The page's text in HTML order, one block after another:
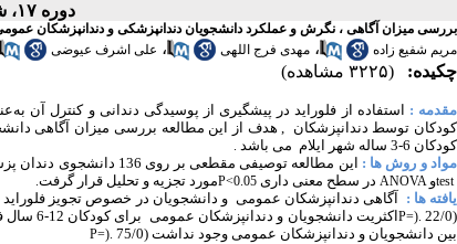
دوره ۱۷، شماره ۲ - ( بهار و تابستان ۱۴۰۱ )
بررسی میزان آگاهی ، نگرش و عملکرد دانشجویان دندانپزشکی و دندانپزشکان عمومی در خصوص
مریم شفیع زاده
، مهدی فرج اللهی ، علی اشرف عیوضی
چکیده: (۳۲۲۵ مشاهده)
مقدمه : استفاده از فلوراید در پیشگیری از پوسیدگی دندانی و کنترل آن
کودکان توسط دندانپزشکان , هدف از این مطالعه بررسی میزان آگاهی
کودکان 6-3 ساله شهر ایلام می باشد
.
مواد و روش ها : این مطالعه توصیفی مقطعی بر روی 136 دانشجوی دندان پزشکی و دندانپزشک عمومی سطح شهر ایلام انجام شد و با استفاده از آزمونهای آماری
testو ANOVA در سطح معنی داری P<0.05مورد تجزیه و تحلیل قرار گرفت.
یافته ها :
آگاهی دندانپزشکان عمومی و دانشجویان در خصوص تجویز
(22/0
P=).
اکثریت
بین دانشجویان و دندانپزشکان عمومی وجود نداشت (75/0
P=).